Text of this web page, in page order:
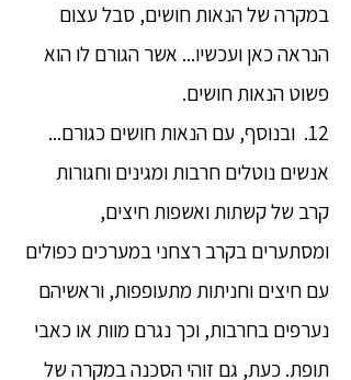
במקרה של הנאות חושים, סבל עצום
הנראה כאן ועכשיו... אשר הגורם לו הוא
פשוט הנאות חושים.
12. ובנוסף, עם הנאות חושים כגורם...
אנשים נוטלים חרבות ומגינים וחגורות
קרב של קשתות ואשפות חיצים,
ומסתערים בקרב רצחני במערכים כפולים
עם חיצים וחניתות מתעופפות, וראשיהם
נערפים בחרבות, וכך נגרם מוות או כאבי
תופת. כעת, גם זוהי הסכנה במקרה של